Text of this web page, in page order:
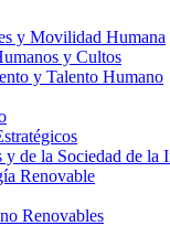
y Movilidad Humana
y Cultos
y Talento Humano
y de la Sociedad de la
Renovable
Renovables